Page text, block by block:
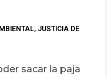
JUSTICIA DE
sacar la paja